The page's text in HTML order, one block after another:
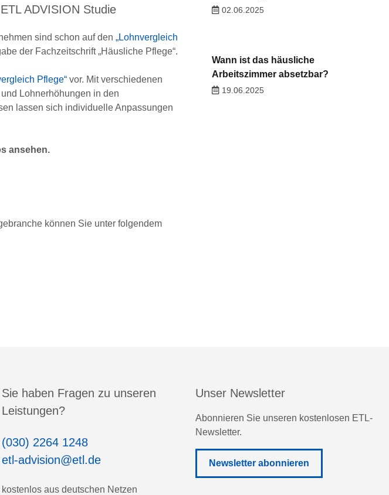
ADVISION Studie
sind schon auf den „Lohnvergleich
der Fachzeitschrift „Häusliche Pflege“.
Pflege“ vor. Mit verschiedenen
Lohnerhöhungen in den
lassen sich individuelle Anpassungen
ansehen.
können Sie unter folgendem
02.06.2025
Wann ist das häusliche
Arbeitszimmer absetzbar?
19.06.2025
Sie haben Fragen zu unseren
Leistungen?
(030) 2264 1248
etl-advision@etl.de
kostenlos aus deutschen Netzen
Unser Newsletter
Abonnieren Sie unseren kostenlosen ETL-
Newsletter.
Newsletter abonnieren